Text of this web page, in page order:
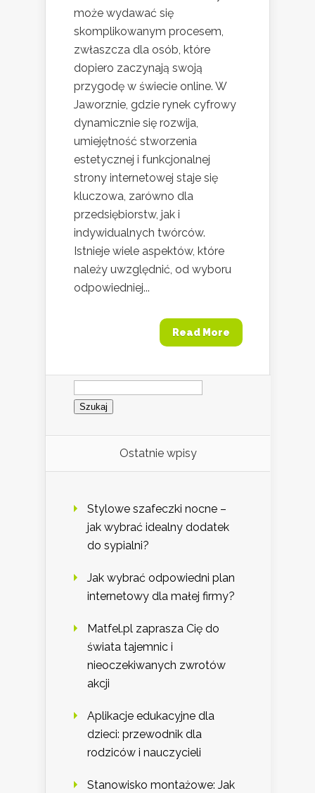
może wydawać się
skomplikowanym procesem,
zwłaszcza dla osób, które
dopiero zaczynają swoją
przygodę w świecie online. W
Jaworznie, gdzie rynek cyfrowy
dynamicznie się rozwija,
umiejętność stworzenia
estetycznej i funkcjonalnej
strony internetowej staje się
kluczowa, zarówno dla
przedsiębiorstw, jak i
indywidualnych twórców.
Istnieje wiele aspektów, które
należy uwzględnić, od wyboru
odpowiedniej...
Read More
Szukaj:
Ostatnie wpisy
Stylowe szafeczki nocne –
jak wybrać idealny dodatek
do sypialni?
Jak wybrać odpowiedni plan
internetowy dla małej firmy?
Matfel.pl zaprasza Cię do
świata tajemnic i
nieoczekiwanych zwrotów
akcji
Aplikacje edukacyjne dla
dzieci: przewodnik dla
rodziców i nauczycieli
Stanowisko montażowe: Jak